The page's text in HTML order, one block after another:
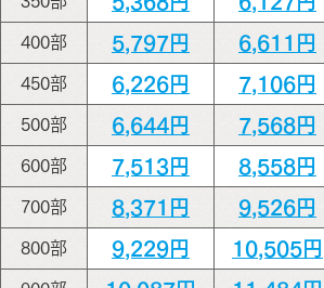
400部 5,797円 6,611円
450部 6,226円 7,106円
500部 6,644円 7,568円
600部 7,513円 8,558円
700部 8,371円 9,526円
800部 9,229円 10,505円